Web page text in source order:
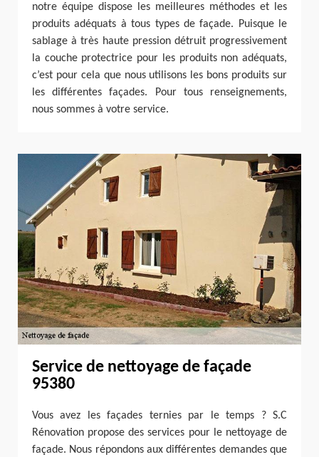
notre équipe dispose les meilleures méthodes et les
produits adéquats à tous types de façade. Puisque le
sablage à très haute pression détruit progressivement
la couche protectrice pour les produits non adéquats,
c’est pour cela que nous utilisons les bons produits sur
les différentes façades. Pour tous renseignements,
nous sommes à votre service.
Service de nettoyage de façade
95380
Vous avez les façades ternies par le temps ? S.C
Rénovation propose des services pour le nettoyage de
façade. Nous répondons aux différentes demandes que